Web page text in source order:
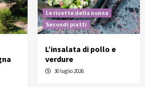
Le ricette della nonna
Secondi piatti
L’insalata di pollo e
verdure
30 luglio 2026